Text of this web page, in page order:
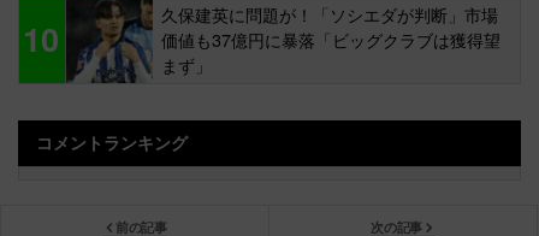
10
久保建英に問題が！「ソシエダが判断」市場
価値も37億円に暴落「ビッグクラブは獲得望
まず」
コメントランキング
前の記事
次の記事